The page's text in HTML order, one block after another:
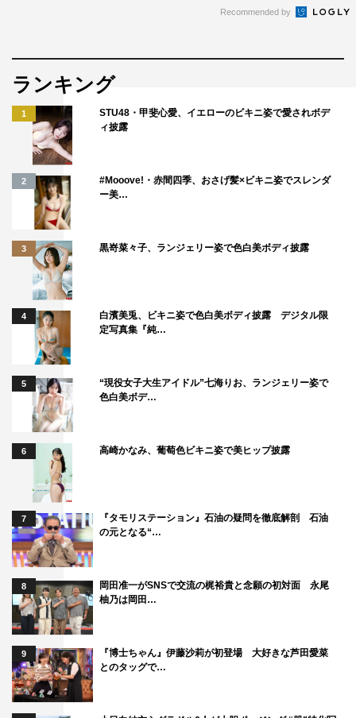
Recommended by
ランキング
1
STU48・甲斐心愛、イエローのビキニ姿で愛されボデ
ィ披露
2
#Mooove!・赤間四季、おさげ髪×ビキニ姿でスレンダ
ー美…
3 黒嵜菜々子、ランジェリー姿で色白美ボディ披露
4
白濱美兎、ビキニ姿で色白美ボディ披露 デジタル限
定写真集『純…
5
“現役女子大生アイドル”七海りお、ランジェリー姿で
色白美ボデ…
6 高崎かなみ、葡萄色ビキニ姿で美ヒップ披露
7
『タモリステーション』石油の疑問を徹底解剖 石油
の元となる“…
8
岡田准一がSNSで交流の梶裕貴と念願の初対面 永尾
柚乃は岡田…
9
『博士ちゃん』伊藤沙莉が初登場 大好きな芦田愛菜
とのタッグで…